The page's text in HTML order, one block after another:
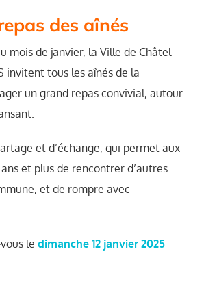
des aînés
mois de janvier, la Ville de Châtel-
invitent tous les aînés de la
un grand repas convivial, autour
et d’échange, qui permet aux
et plus de rencontrer d’autres
et de rompre avec
le dimanche 12 janvier 2025